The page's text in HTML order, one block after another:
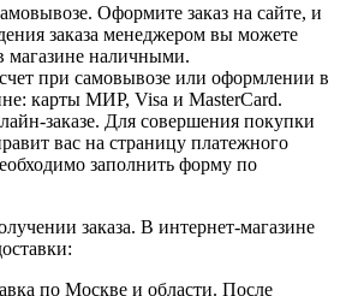
Оформите заказ на сайте, и
заказа менеджером вы можете
магазине наличными.
при самовывозе или оформлении в
карты МИР, Visa и MasterCard.
заказе. Для совершения покупки
вас на страницу платежного
заполнить форму по
заказа. В интернет-магазине
по Москве и области. После